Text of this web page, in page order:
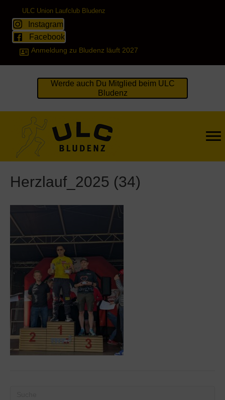
ULC Union Laufclub Bludenz
Instagram
Facebook
Anmeldung zu Bludenz läuft 2027
Werde auch Du Mitglied beim ULC
Bludenz
Herzlauf_2025 (34)